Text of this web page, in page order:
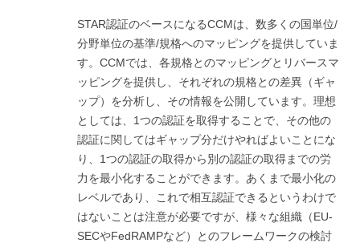
STAR認証のベースになるCCMは、数多くの国単位/
分野単位の基準/規格へのマッピングを提供していま
す。CCMでは、各規格とのマッピングとリバースマ
ッピングを提供し、それぞれの規格との差異（ギャ
ップ）を分析し、その情報を公開しています。理想
としては、1つの認証を取得することで、その他の
認証に関してはギャップ分だけやればよいことにな
り、1つの認証の取得から別の認証の取得までの労
力を最小化することができます。あくまで最小化の
レベルであり、これで相互認証できるというわけで
はないことは注意が必要ですが、様々な組織（EU-
SECやFedRAMPなど）とのフレームワークの検討